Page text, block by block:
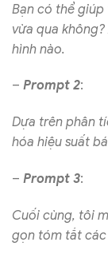
Bạn có thể
vừa qua
hình nào.
– Prompt 2:
Dựa trên phân
hóa hiệu suất
– Prompt 3:
Cuối cùng, tôi
gọn tóm tắt